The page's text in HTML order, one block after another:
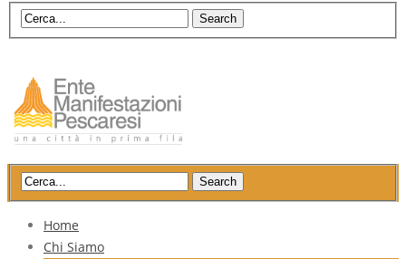
Home
Chi Siamo